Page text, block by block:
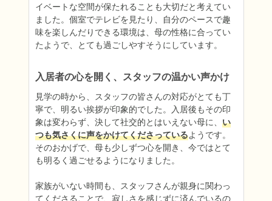
イベートな空間が保たれることも大切だと考えてい
ました。個室でテレビを見たり、自分のペースで趣
味を楽しんだりできる環境は、母の性格に合ってい
たようで、とても過ごしやすそうにしています。
入居者の心を開く、スタッフの温かい声かけ
見学の時から、スタッフの皆さんの対応がとても丁
寧で、明るい挨拶が印象的でした。入居後もその印
象は変わらず、決して社交的とはいえない母に、 い
つも気さくに声をかけてくださっているようです。
そのおかげで、母も少しずつ心を開き、今ではとて
も明るく過ごせるようになりました。
家族がいない時間も、スタッフさんが親身に関わっ
てくださることで、寂しさを感じずに済んでいるの